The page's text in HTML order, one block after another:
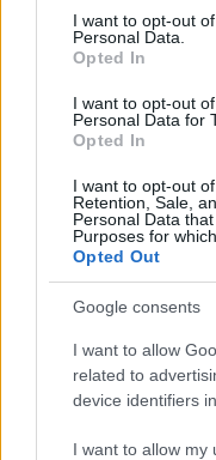
consent section.
I want to opt-out
Personal Data.
Opted In
I want to opt-out
Personal Data for
Opted In
I want to opt-out
Retention, Sale,
Personal Data
Purposes for
Opted Out
Google consents
I want to allow
related to
device identifiers
I want to allow my
2014. július 24.
Biztos a nagy
sikerült így ez a
De megszaladt
2014. július 03.
háromsávos úton,